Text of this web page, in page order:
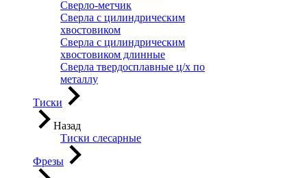
Сверло-метчик
Сверла с цилиндрическим
хвостовиком
Сверла с цилиндрическим
хвостовиком длинные
Сверла твердосплавные ц/х по
металлу
Тиски
Назад
Тиски слесарные
Фрезы